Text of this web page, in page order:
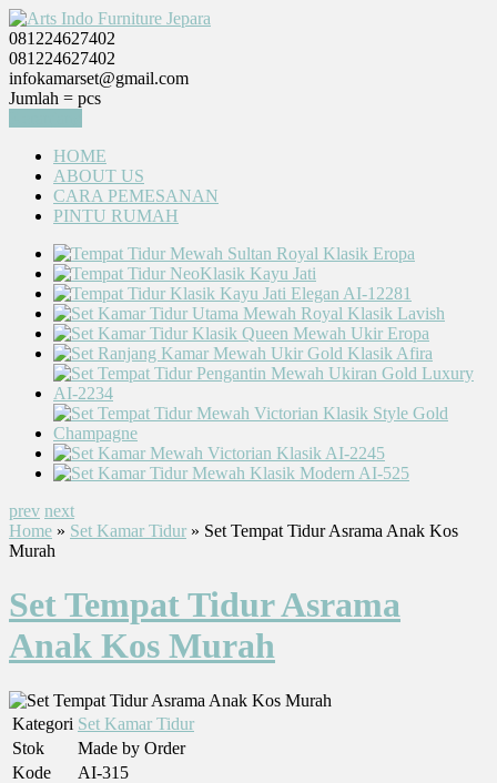
081224627402
081224627402
infokamarset@gmail.com
Jumlah = pcs
HOME
ABOUT US
CARA PEMESANAN
PINTU RUMAH
prev next
Home » Set Kamar Tidur » Set Tempat Tidur Asrama Anak Kos
Murah
Set Tempat Tidur Asrama
Anak Kos Murah
Kategori Set Kamar Tidur
Stok
Made by Order
Kode
AI-315